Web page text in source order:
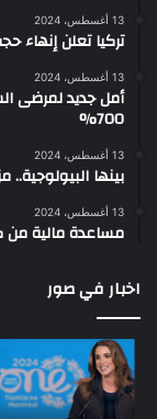
13 أغسطس، 2024
تركيا تعلن إنهاء
13 أغسطس، 2024
أمل جديد لمرضى
700%
13 أغسطس، 2024
بينها
13 أغسطس، 2024
مساعدة مالية من
اخبار في صور